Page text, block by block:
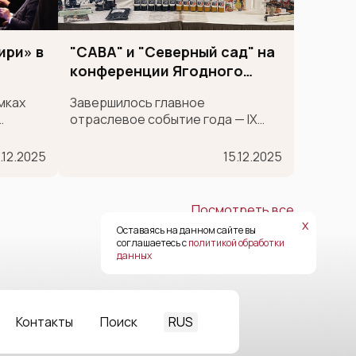
в
"САВА" и "Северный сад" на
конференции Ягодного
Завершилось главное
отраслевое событие года — IX
15.12.2025
Посмотреть все
Контакты Поиск RUS
Оставаясь на данном сайте вы
соглашаетесь сполитикой обработки
данных
х